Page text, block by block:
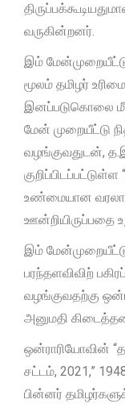
வருகின்றனர்.
இம்
மூலம் தமிழர்
இனப்படுகொலை
மேன் முறையீட்டு
வழங்குவதுடன்,
உண்மையான
ஊன்றியிருப்பதை
இம்
பரந்தளவிவிற்
வழங்குவதற்கு
அனுமதி
ஒன்ராரியோவின்
சட்டம், 2021,”
பின்னர்